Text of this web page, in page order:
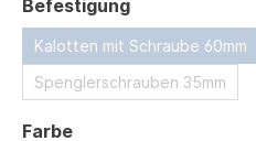
Befestigungauswählen
Kalotten mit Schraube 60mm
Spenglerschrauben 35mm
Farbeauswählen